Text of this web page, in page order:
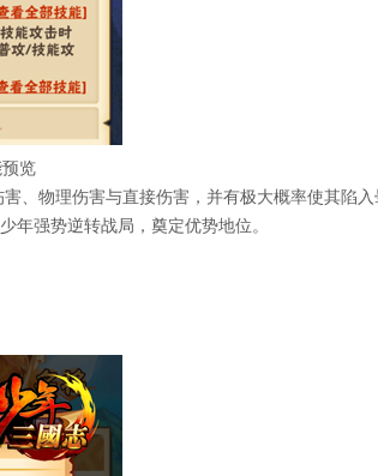
览
物理伤害与直接伤害，并有极大概率使其陷入
年强势逆转战局，奠定优势地位。